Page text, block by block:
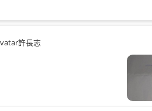
許長志